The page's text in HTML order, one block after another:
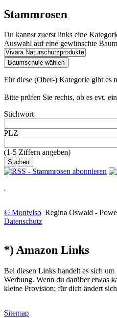
Stammrosen
Du kannst zuerst links eine
Auswahl auf eine gewünschte
Für diese (Ober-) Kategorie gibt es
Bitte prüfen Sie rechts, ob es evt.
Stichwort
PLZ
(1-5 Ziffern angeben)
.
© Montviso Regina Oswald -
Datenschutz
*) Amazon Links
Bei diesen Links handelt es sich
Werbung. Wenn du darüber etwas
kleine Provision; für dich ändert
Sitemap